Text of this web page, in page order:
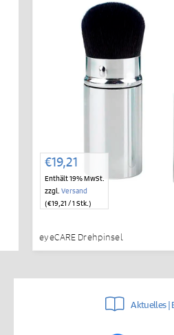
€19,21
Enthält 19% MwSt.
zzgl. Versand
(€19,21 / 1 Stk.)
IN DEN
eyeCARE Drehpinsel
Aktuelles |